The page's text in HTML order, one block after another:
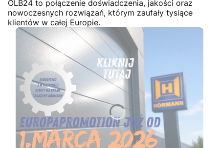
OLB24 to połączenie doświadczenia, jakości oraz
nowoczesnych rozwiązań, którym zaufały tysiące
klientów w całej Europie.